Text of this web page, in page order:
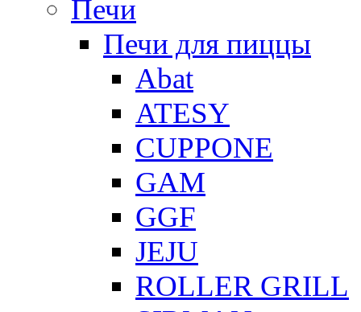
Печи
Печи для пиццы
Abat
ATESY
CUPPONE
GAM
GGF
JEJU
ROLLER GRILL